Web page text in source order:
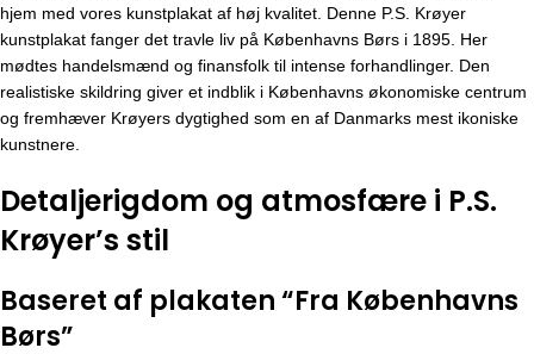
hjem med vores kunstplakat af høj kvalitet. Denne P.S. Krøyer
kunstplakat fanger det travle liv på Københavns Børs i 1895. Her
mødtes handelsmænd og finansfolk til intense forhandlinger. Den
realistiske skildring giver et indblik i Københavns økonomiske centrum
og fremhæver Krøyers dygtighed som en af Danmarks mest ikoniske
kunstnere.
Detaljerigdom og atmosfære i P.S.
Krøyer’s stil
Baseret af plakaten “Fra Københavns
Børs”